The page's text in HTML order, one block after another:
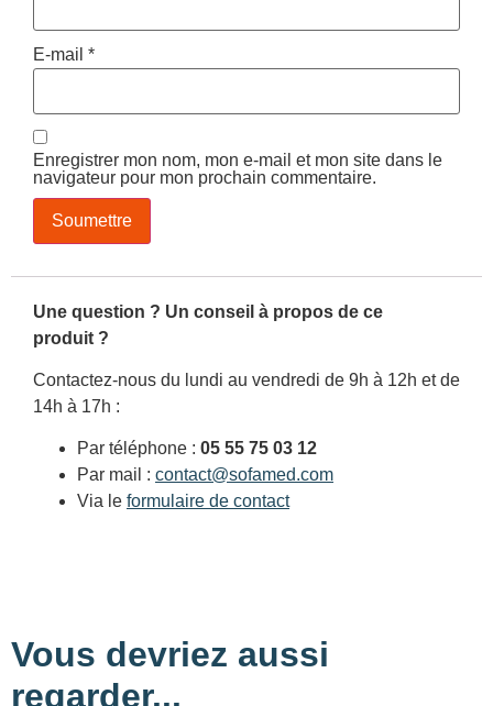
E-mail *
Enregistrer mon nom, mon e-mail et mon site dans le
navigateur pour mon prochain commentaire.
Une question ? Un conseil à propos de ce
produit ?
Contactez-nous du lundi au vendredi de 9h à 12h et de
14h à 17h :
Par téléphone : 05 55 75 03 12
Par mail : contact@sofamed.com
Via le formulaire de contact
Vous devriez aussi
regarder...